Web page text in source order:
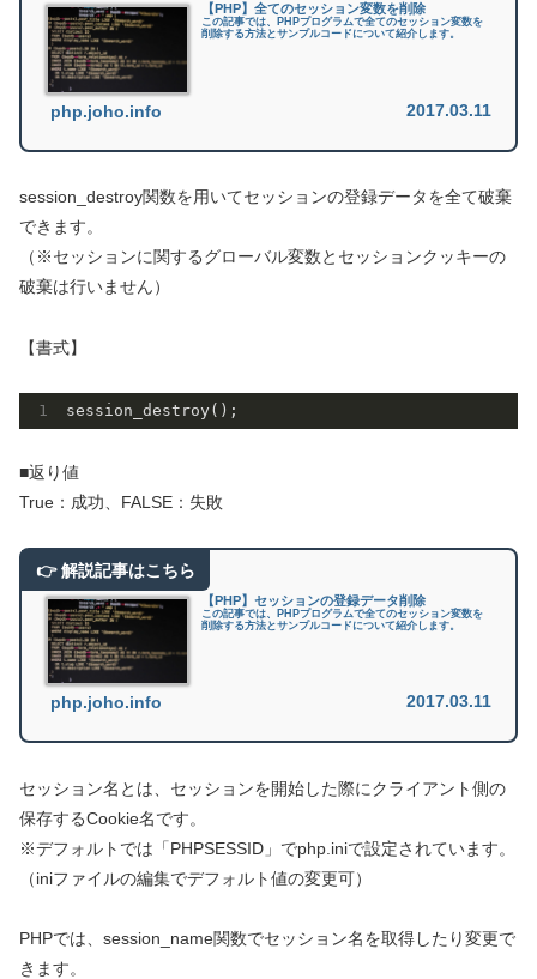
【PHP】全てのセッション変数を削除
この記事では、PHPプログラムで全てのセッション変数を
削除する方法とサンプルコードについて紹介します。
php.joho.info 2017.03.11
session_destroy関数を用いてセッションの登録データを全て破棄
できます。
（※セッションに関するグローバル変数とセッションクッキーの
破棄は行いません）
【書式】
■返り値
True：成功、FALSE：失敗
【PHP】セッションの登録データ削除
この記事では、PHPプログラムで全てのセッション変数を
削除する方法とサンプルコードについて紹介します。
php.joho.info 2017.03.11
セッション名とは、セッションを開始した際にクライアント側の
保存するCookie名です。
※デフォルトでは「PHPSESSID」でphp.iniで設定されています。
（iniファイルの編集でデフォルト値の変更可）
PHPでは、session_name関数でセッション名を取得したり変更で
きます。